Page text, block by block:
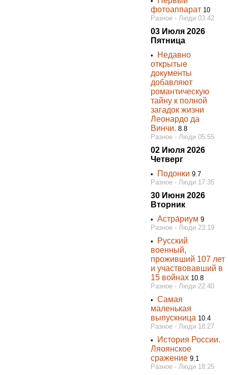
фотоаппарат 10
Разное - Люди 03:42
03 Июля 2026
Пятница
•
Недавно
открытые
документы
добавляют
романтическую
тайну к полной
загадок жизни
Леонардо да
Винчи.8.8
Разное - Люди 05:55
02 Июля 2026
Четверг
• Подонки 9.7
Разное - Люди 17:35
30 Июня 2026
Вторник
•Астра́риум9
Разное - Люди 23:19
•
Pусский
военный,
проживший 107 лет
и участвовавший в
15 войнах 10.8
Разное - Люди 22:40
•Самая
маленькая
выпускница 10.4
Разное - Люди 18:27
•
История России.
Ляоянское
сражение 9.1
Разное - Люди 18:25